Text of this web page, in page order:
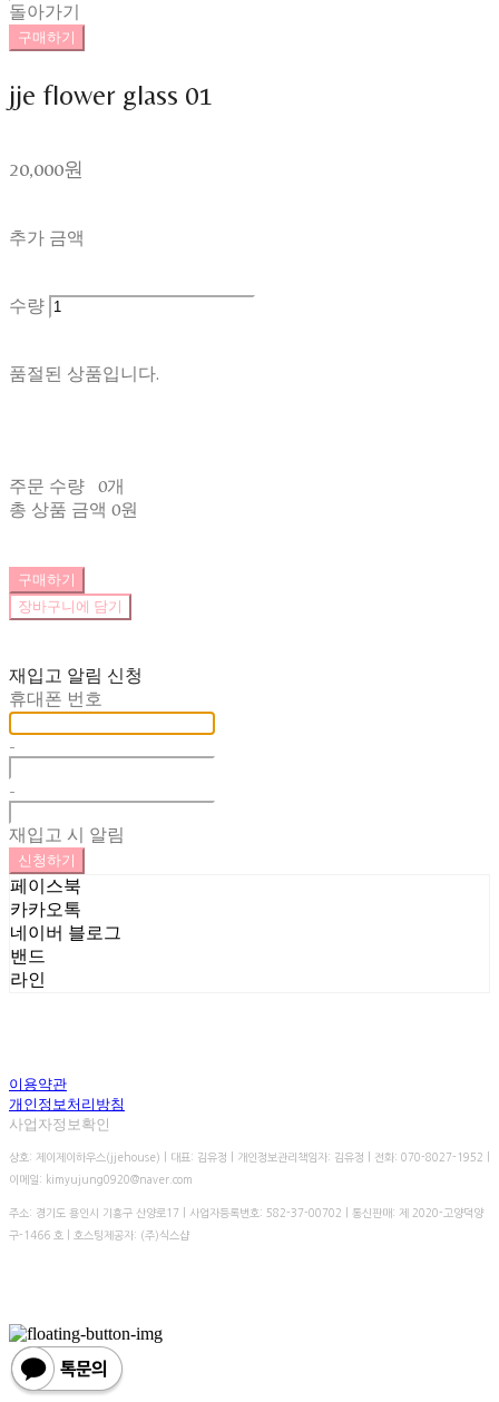
돌아가기
구매하기
jje flower glass 01
20,000원
추가 금액
수량
품절된 상품입니다.
주문 수량
0개
총 상품 금액 0원
구매하기
장바구니에 담기
재입고 알림 신청
휴대폰 번호
-
-
재입고 시 알림
신청하기
페이스북
카카오톡
네이버 블로그
밴드
라인
이용약관
개인정보처리방침
사업자정보확인
상호: 제이제이하우스(jjehouse) | 대표: 김유정 | 개인정보관리책임자: 김유정 | 전화: 070-8027-1952 |
이메일: kimyujung0920@naver.com
주소: 경기도 용인시 기흥구 산양로17 | 사업자등록번호: 582-37-00702 | 통신판매: 제 2020-고양덕양
구-1466 호 | 호스팅제공자: (주)식스샵